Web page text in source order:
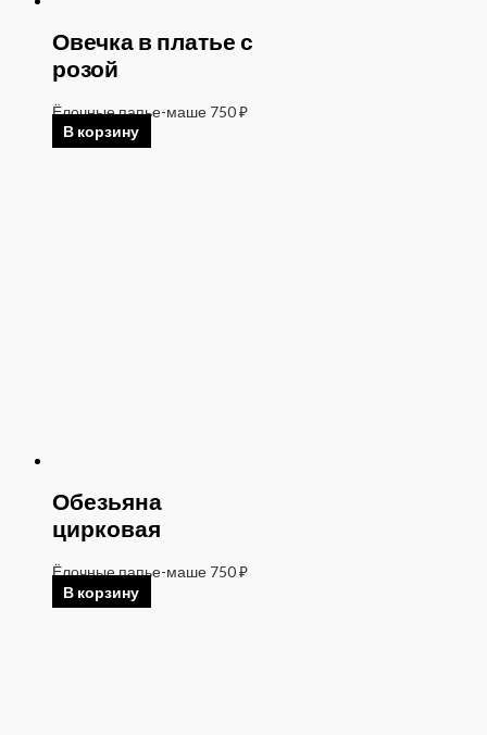
Овечка в платье с
розой
Ёлочные папье-маше 750₽
В корзину
Обезьяна
цирковая
Ёлочные папье-маше 750₽
В корзину